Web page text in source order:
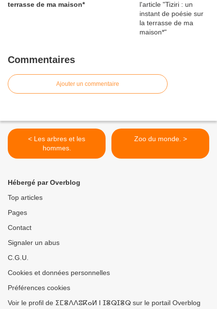
terrasse de ma maison*
Commentaires
Ajouter un commentaire
< Les arbres et les
hommes.
Zoo du monde. >
Hébergé par Overblog
Top articles
Pages
Contact
Signaler un abus
C.G.U.
Cookies et données personnelles
Préférences cookies
Voir le profil de ⵉⵎⴻⴷⴷⵓⴽⴰⵍ ⵏ ⵊⴻⵕⵊⴻⵕ sur le portail Overblog